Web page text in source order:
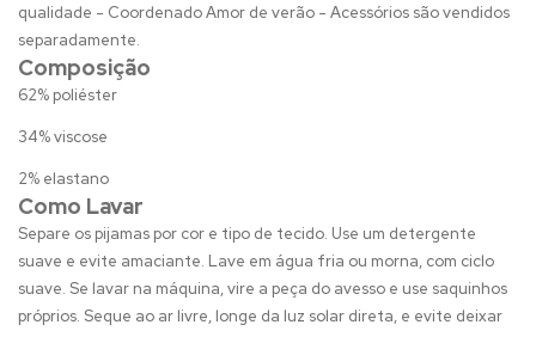
qualidade - Coordenado Amor de verão - Acessórios são vendidos
separadamente.
Composição
62% poliéster
34% viscose
2% elastano
Como Lavar
Separe os pijamas por cor e tipo de tecido. Use um detergente
suave e evite amaciante. Lave em água fria ou morna, com ciclo
suave. Se lavar na máquina, vire a peça do avesso e use saquinhos
próprios. Seque ao ar livre, longe da luz solar direta, e evite deixar